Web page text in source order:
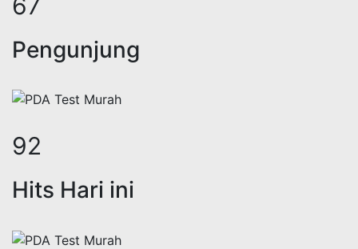
Pengunjung
112
Hits Hari ini